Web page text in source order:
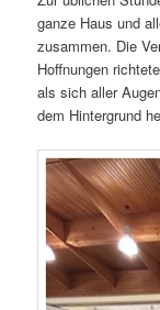
ganze Haus und
zusammen. Die
Hoffnungen
als sich aller
dem Hintergrund